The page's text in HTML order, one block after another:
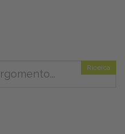
Ricerca